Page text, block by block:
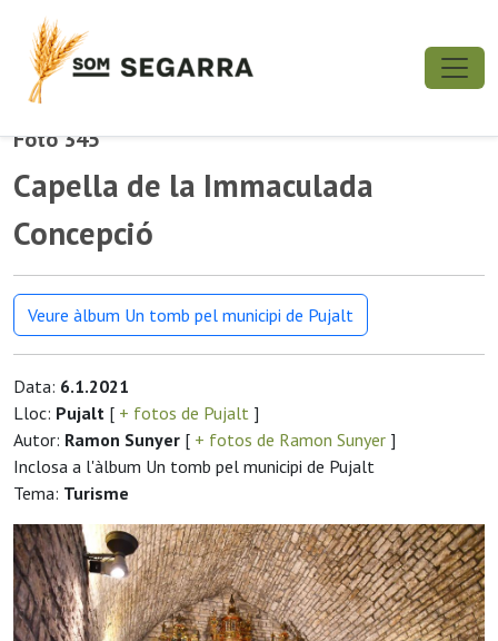
Foto 345
Capella de la Immaculada
Concepció
Veure àlbum Un tomb pel municipi de Pujalt
Data: 6.1.2021
Lloc: Pujalt [ + fotos de Pujalt ]
Autor: Ramon Sunyer [ + fotos de Ramon Sunyer ]
Inclosa a l'àlbum Un tomb pel municipi de Pujalt
Tema: Turisme